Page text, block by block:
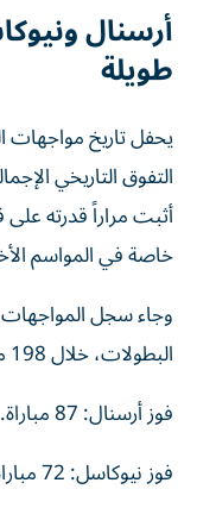
أرسنال
طويلة
يحفل تاريخ مواجهات
التفوق التاريخي
أثبت مراراً قدرته
خاصة في المواسم
وجاء سجل المواجهات
البطولات، خلال 198 مباراة تنافسية) كالتالي:
فوز أرسنال: 87 مباراة.
فوز نيوكاسل: 72 مباراة.